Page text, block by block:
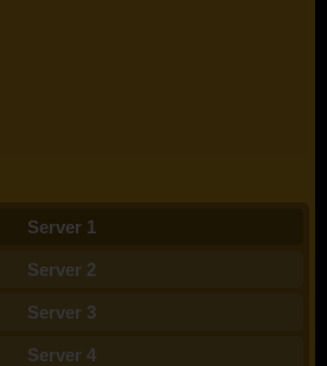
Server 1
Server 2
Server 3
Server 4